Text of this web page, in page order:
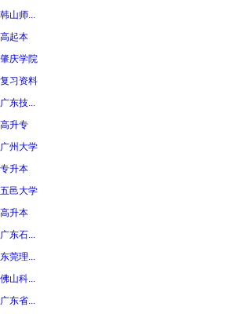
韩山师...
高起本
肇庆学院
复习资料
广东技...
高升专
广州大学
专升本
五邑大学
高升本
广东石...
东莞理...
佛山科...
广东省...